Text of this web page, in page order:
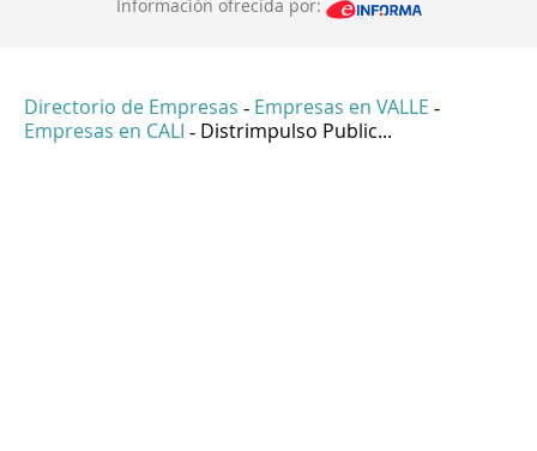
Información ofrecida por:
Directorio de Empresas - Empresas en VALLE -
Empresas en CALI - Distrimpulso Public...